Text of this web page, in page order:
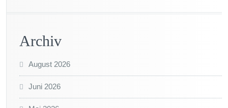
Archiv
August 2026
Juni 2026